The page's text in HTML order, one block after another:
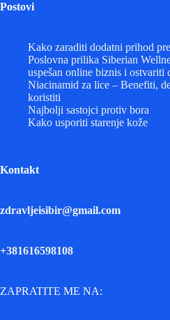
Postovi
Kako zaraditi dodatni prihod
Poslovna prilika Siberian
uspešan online biznis i ostvariti
Niacinamid za lice – Benefiti,
koristiti
Najbolji sastojci protiv bora
Kako usporiti starenje kože
Kontakt
zdravljeisibir@gmail.com
+381616598108
ZAPRATITE ME NA: